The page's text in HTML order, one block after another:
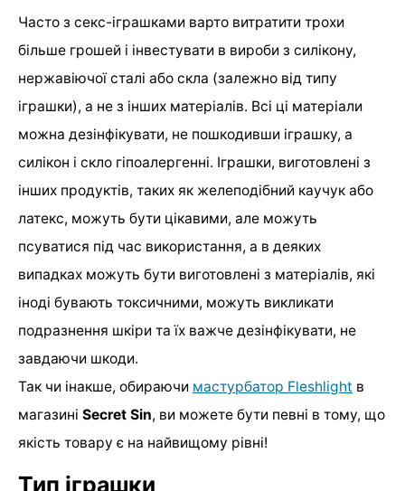
Часто з секс-іграшками варто витратити трохи
більше грошей і інвестувати в вироби з силікону,
нержавіючої сталі або скла (залежно від типу
іграшки), а не з інших матеріалів. Всі ці матеріали
можна дезінфікувати, не пошкодивши іграшку, а
силікон і скло гіпоалергенні. Іграшки, виготовлені з
інших продуктів, таких як желеподібний каучук або
латекс, можуть бути цікавими, але можуть
псуватися під час використання, а в деяких
випадках можуть бути виготовлені з матеріалів, які
іноді бувають токсичними, можуть викликати
подразнення шкіри та їх важче дезінфікувати, не
завдаючи шкоди.
Так чи інакше, обираючи мастурбатор Fleshlight в
магазині Secret Sin, ви можете бути певні в тому, що
якість товару є на найвищому рівні!
Тип іграшки